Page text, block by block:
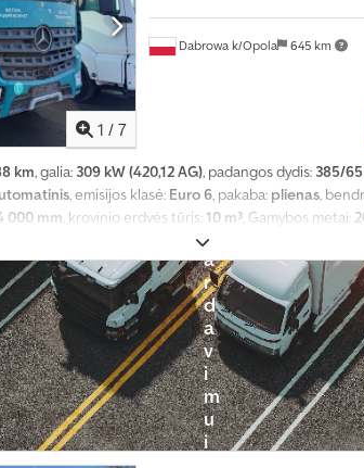
1 / 7
Dabrowa k/Opola 645 km
km, galia: 309 kW (420,12 AG), padangos dydis: 385/65
, emisijos klasė: Euro 6, pakaba: plienas,
000 mm, krovinio erdvės tūris:10 m³, Gamybos metai:
elektrinis langų reguliavimas, elektriškai
žibintai,
p
o
n
ė
p
a
r
d
a
v
i
m
u
i